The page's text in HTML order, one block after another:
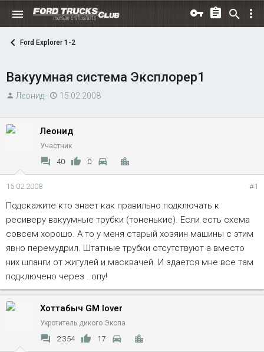
Ford Explorer 1-2
Вакуумная система Эксплорер1
А
т
е
м
Леонид
Д
т
а
н
а
ч
15.02.2008
Леонид
Участник
40 0
15.02.2008 #1
Подскажите кто знает как правильно подключать к
ресиверу вакуумные трубки (тоненькие). Если есть схема
совсем хорошо. А то у меня старый хозяин машины с этим
явно перемудрил. Штатные трубки отсутствуют а вместо
них шланги от жигулей и масквачей. И здается мне все там
подключено через ..опу!
Хоттабыч GM lover
Укротитель дикого Экспа
2 354 17